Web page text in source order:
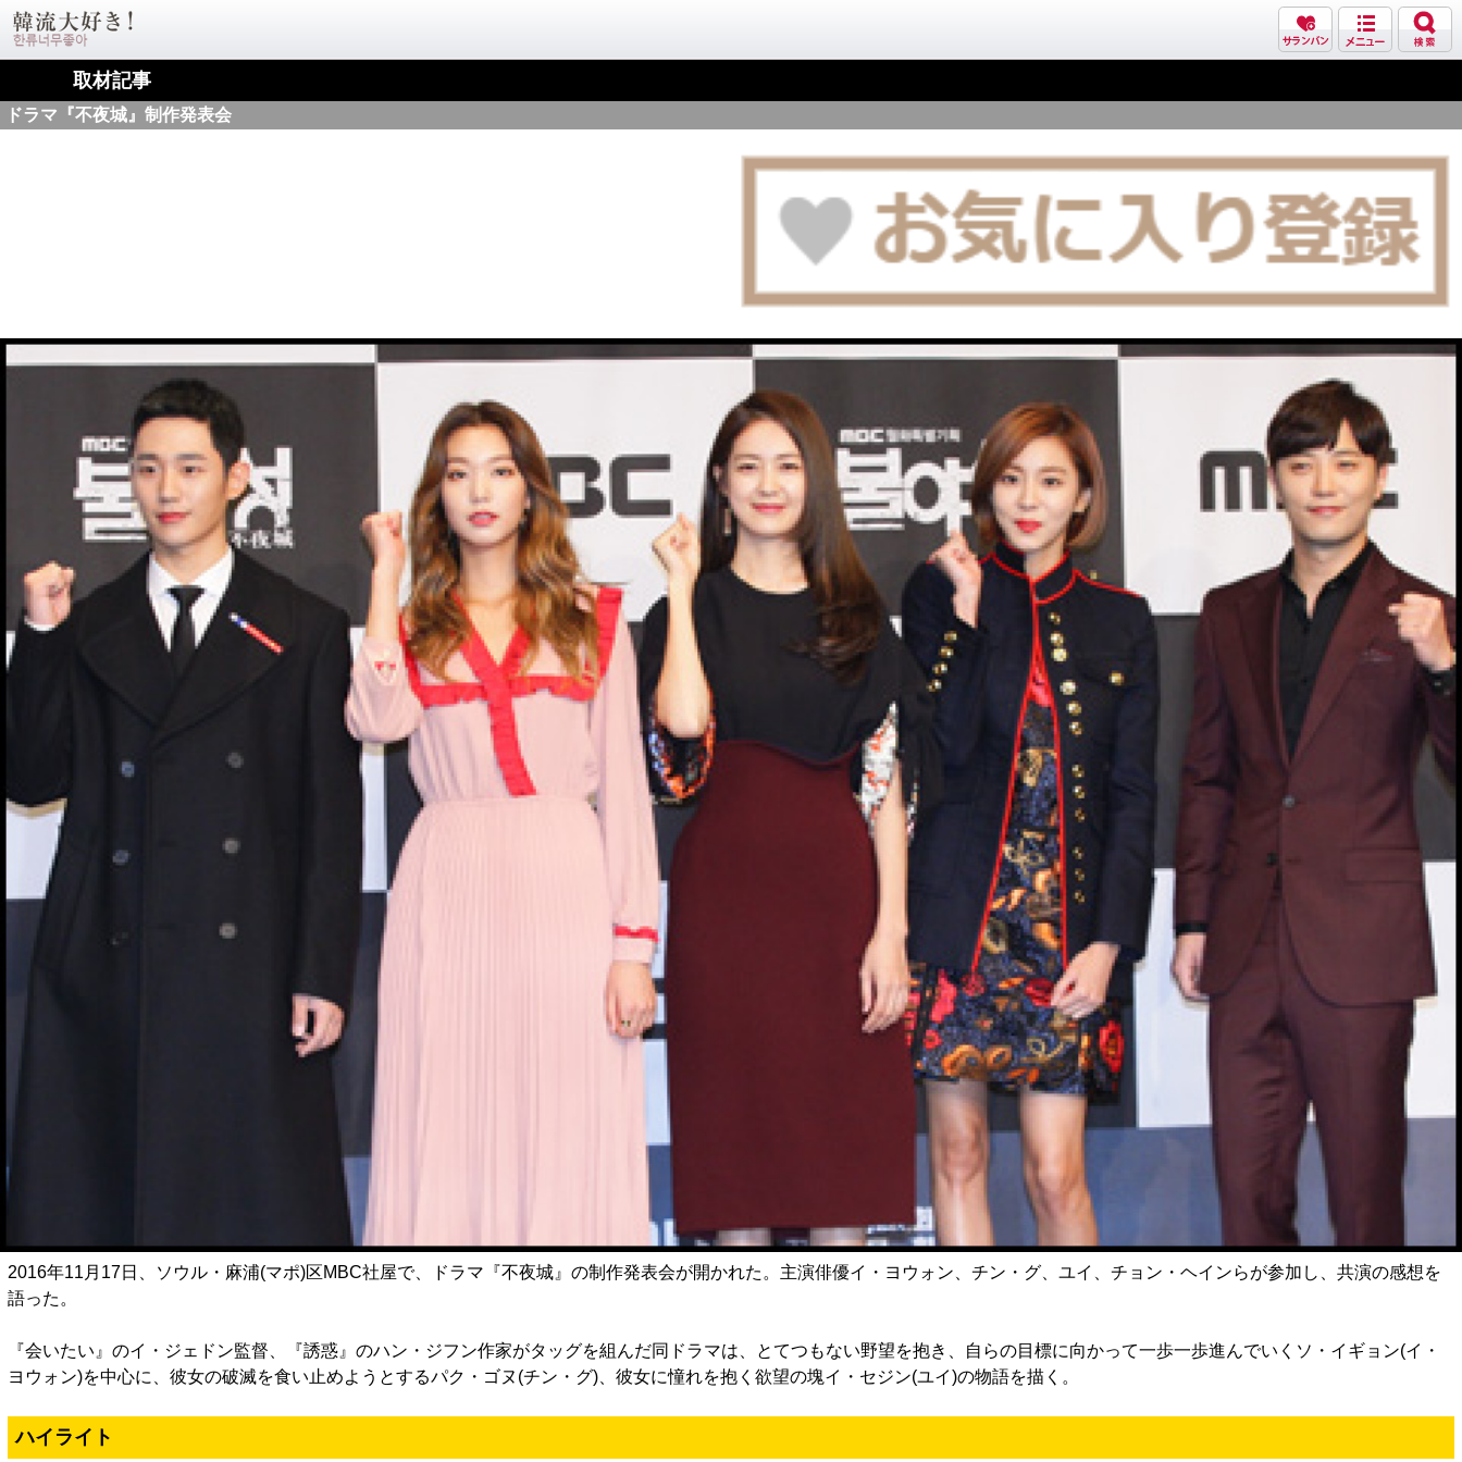
取材記事
ドラマ『不夜城』制作発表会
2016年11月17日、ソウル・麻浦(マポ)区MBC社屋で、ドラマ『不夜城』の制作発表会が開かれた。主演俳優イ・ヨウォン、チン・グ、ユイ、チョン・ヘインらが参加し、共演の感想を
語った。
『会いたい』のイ・ジェドン監督、『誘惑』のハン・ジフン作家がタッグを組んだ同ドラマは、とてつもない野望を抱き、自らの目標に向かって一歩一歩進んでいくソ・イギョン(イ・
ヨウォン)を中心に、彼女の破滅を食い止めようとするパク・ゴヌ(チン・グ)、彼女に憧れを抱く欲望の塊イ・セジン(ユイ)の物語を描く。
ハイライト